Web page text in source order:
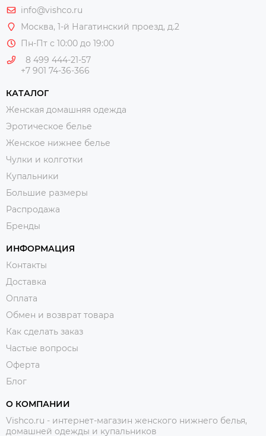
info@vishco.ru
Москва, 1-й Нагатинский проезд, д.2
Пн-Пт с 10:00 до 19:00
8 499 444-21-57
+7 901 74-36-366
КАТАЛОГ
Женская домашняя одежда
Эротическое белье
Женское нижнее белье
Чулки и колготки
Купальники
Большие размеры
Распродажа
Бренды
ИНФОРМАЦИЯ
Контакты
Доставка
Оплата
Обмен и возврат товара
Как сделать заказ
Частые вопросы
Оферта
Блог
О КОМПАНИИ
Vishco.ru - интернет-магазин женского нижнего белья,
домашней одежды и купальников